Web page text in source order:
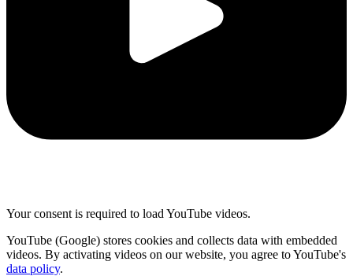
Your consent is required to load YouTube videos.
YouTube (Google) stores cookies and collects data with embedded
videos. By activating videos on our website, you agree to YouTube's
data policy.